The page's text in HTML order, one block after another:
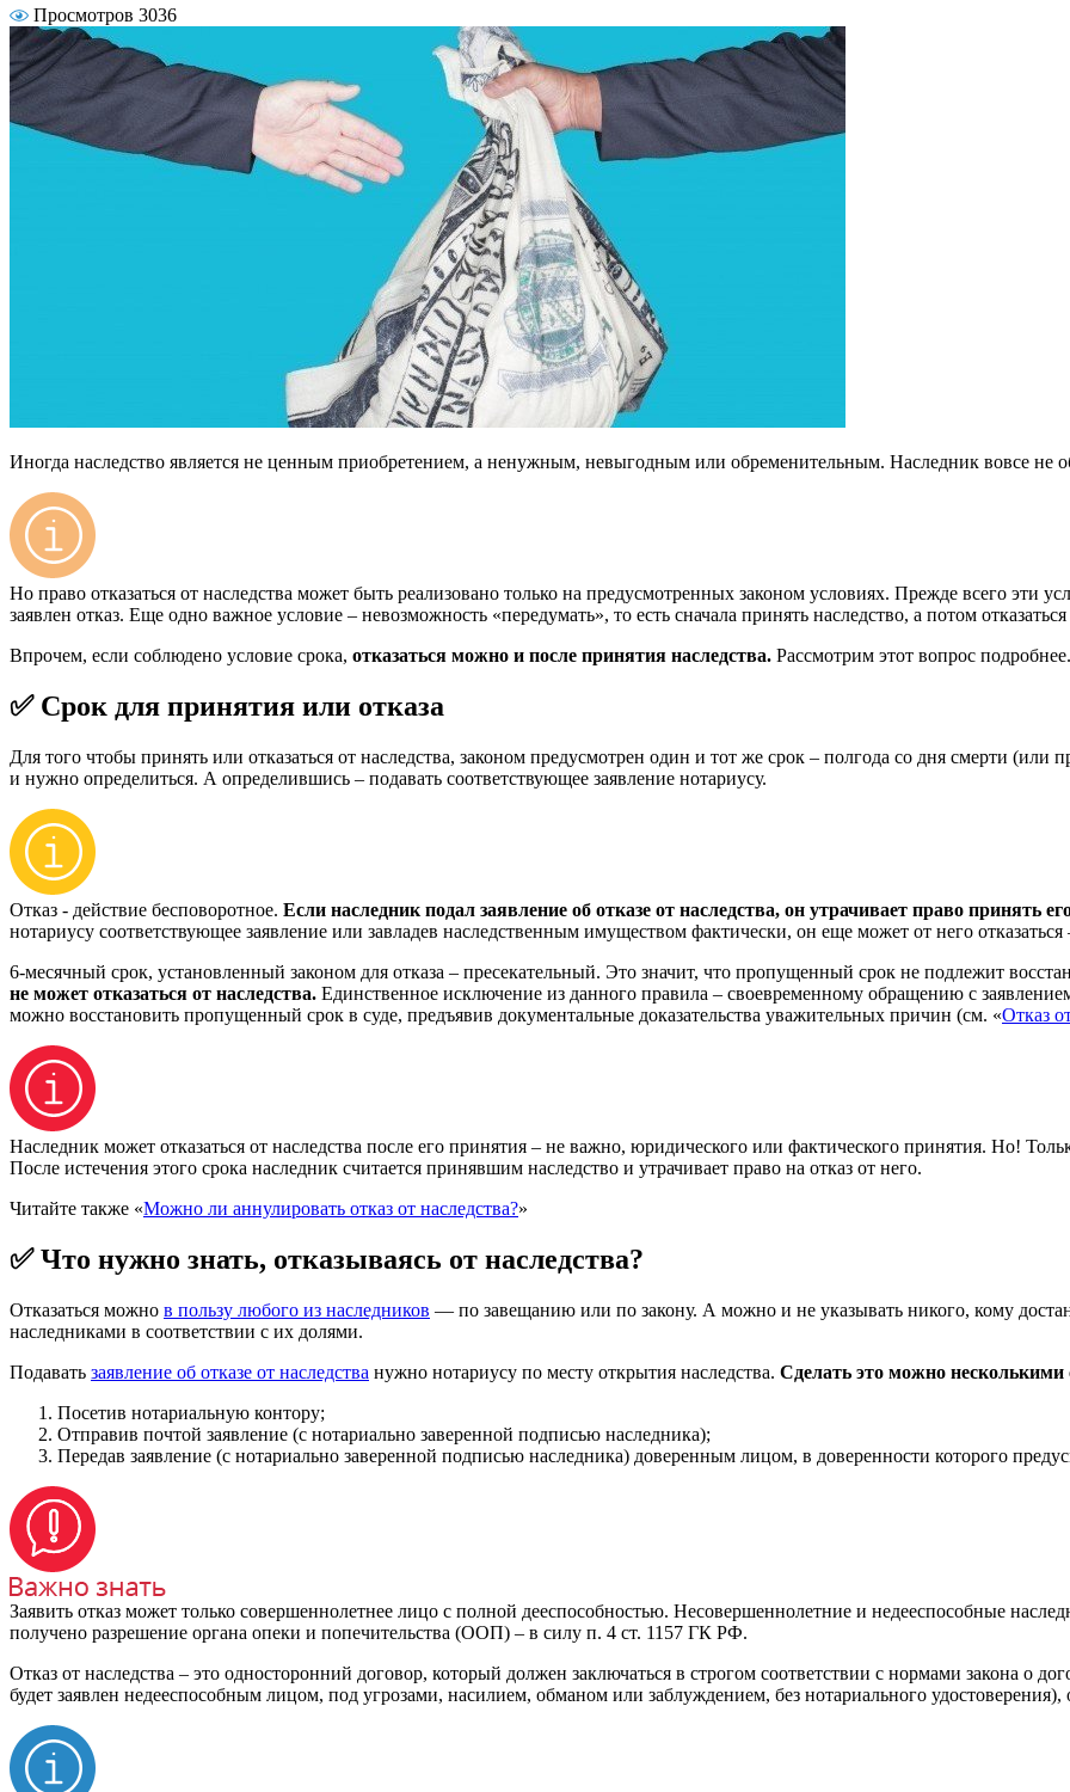
Просмотров 3036
Иногда наследство является не ценным приобретением, а ненужным, невыгодным или обременительным. Наследник вовсе не
Но право отказаться от наследства может быть реализовано только на предусмотренных законом условиях. Прежде всего эти
заявлен отказ. Еще одно важное условие – невозможность «передумать», то есть сначала принять наследство, а потом
Впрочем, если соблюдено условие срока, отказаться можно и после принятия наследства. Рассмотрим этот вопрос подробнее.
✅ Срок для принятия или отказа
Для того чтобы принять или отказаться от наследства, законом предусмотрен один и тот же срок – полгода со дня смерти
и нужно определиться. А определившись – подавать соответствующее заявление нотариусу.
Отказ - действие бесповоротное. Если наследник подал заявление об отказе от наследства, он утрачивает право принять
нотариусу соответствующее заявление или завладев наследственным имуществом фактически, он еще может от него
6-месячный срок, установленный законом для отказа – пресекательный. Это значит, что пропущенный срок не подлежит
не может отказаться от наследства. Единственное исключение из данного правила – своевременному обращению с
можно восстановить пропущенный срок в суде, предъявив документальные доказательства уважительных причин (см. «Отказ
Наследник может отказаться от наследства после его принятия – не важно, юридического или фактического принятия. Но!
После истечения этого срока наследник считается принявшим наследство и утрачивает право на отказ от него.
Читайте также «Можно ли аннулировать отказ от наследства?»
✅ Что нужно знать, отказываясь от наследства?
Отказаться можно в пользу любого из наследников — по завещанию или по закону. А можно и не указывать никого, кому
наследниками в соответствии с их долями.
Подавать заявление об отказе от наследства нужно нотариусу по месту открытия наследства. Сделать это можно несколькими
Посетив нотариальную контору;
Отправив почтой заявление (с нотариально заверенной подписью наследника);
Передав заявление (с нотариально заверенной подписью наследника) доверенным лицом, в доверенности которого
Заявить отказ может только совершеннолетнее лицо с полной дееспособностью. Несовершеннолетние и недееспособные
получено разрешение органа опеки и попечительства (ООП) – в силу п. 4 ст. 1157 ГК РФ.
Отказ от наследства – это односторонний договор, который должен заключаться в строгом соответствии с нормами закона о
будет заявлен недееспособным лицом, под угрозами, насилием, обманом или заблуждением, без нотариального удостоверения),